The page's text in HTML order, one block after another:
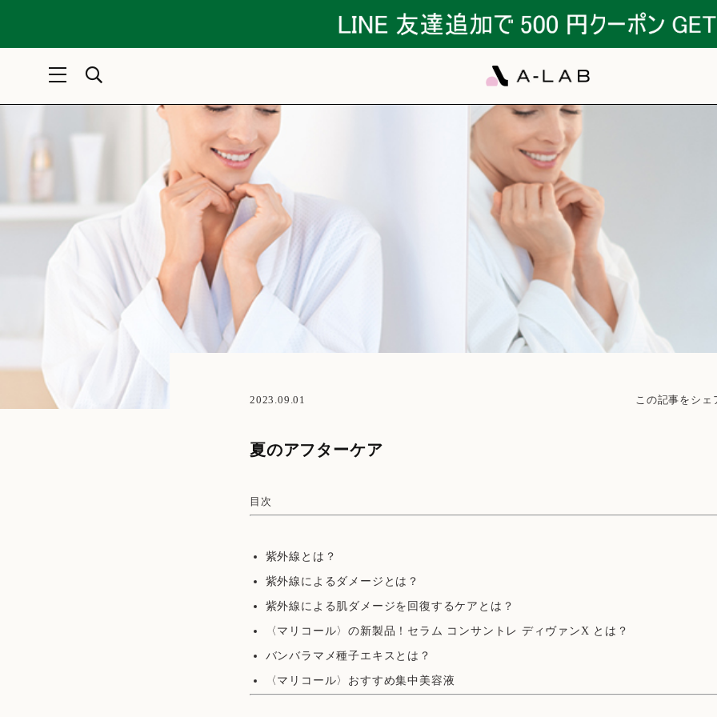
2023.09.01 この記事をシェ
夏のアフターケア
目次
紫外線とは？
紫外線によるダメージとは？
紫外線による肌ダメージを回復するケアとは？
〈マリコール〉の新製品！セラム コンサントレ ディヴァンX とは？
バンバラマメ種子エキスとは？
〈マリコール〉おすすめ集中美容液